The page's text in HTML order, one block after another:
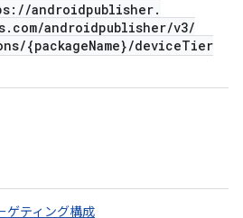
//androidpublisher.
. com/androidpublisher/v3/
/{packageName}/deviceTier
ゲティング構成